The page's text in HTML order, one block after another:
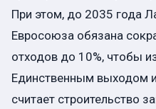
При этом, до 2035 года
Евросоюза обязана
отходов до 10%, чтобы
Единственным выходом
считает строительство